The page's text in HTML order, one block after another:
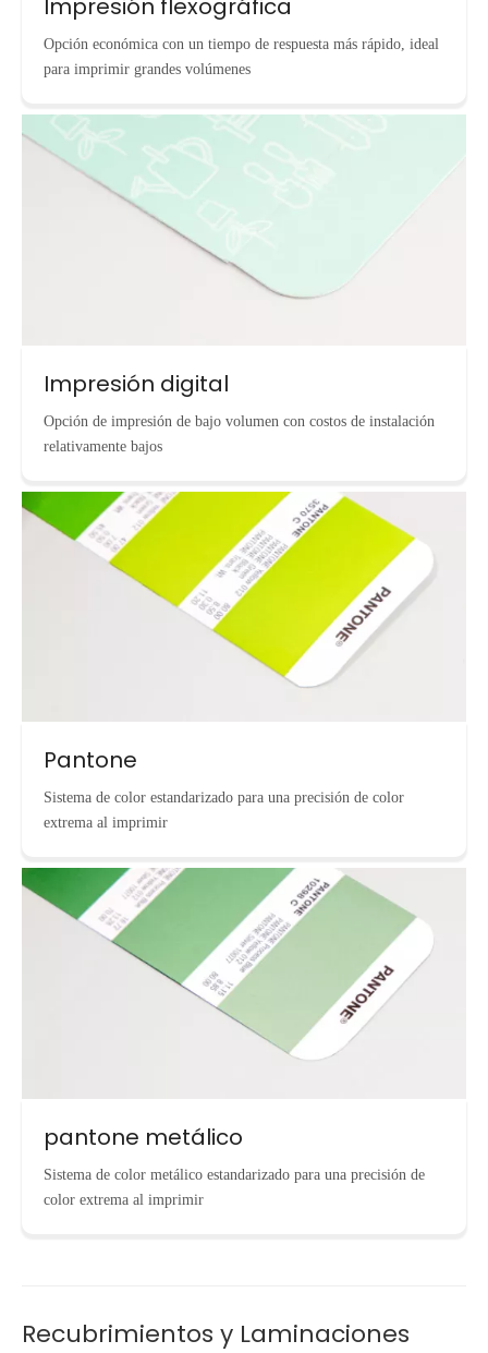
Impresión flexográfica
Opción económica con un tiempo de respuesta más rápido, ideal
para imprimir grandes volúmenes
Impresión digital
Opción de impresión de bajo volumen con costos de instalación
relativamente bajos
Pantone
Sistema de color estandarizado para una precisión de color
extrema al imprimir
pantone metálico
Sistema de color metálico estandarizado para una precisión de
color extrema al imprimir
Recubrimientos y Laminaciones